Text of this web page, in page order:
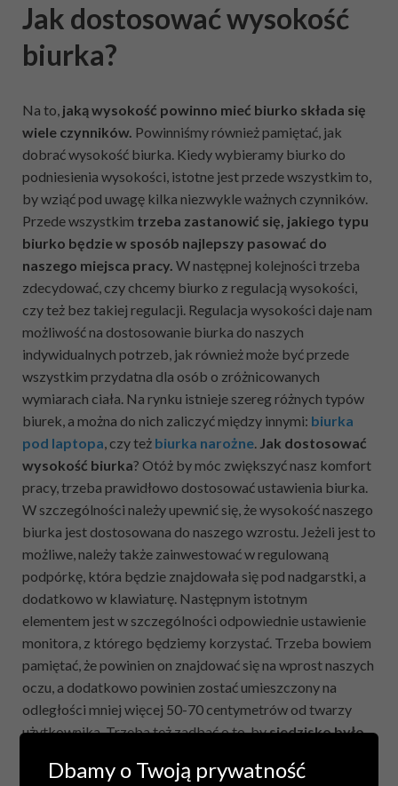
Jak dostosować wysokość
biurka?
Na to, jaką wysokość powinno mieć biurko składa się
wiele czynników. Powinniśmy również pamiętać, jak
dobrać wysokość biurka. Kiedy wybieramy biurko do
podniesienia wysokości, istotne jest przede wszystkim to,
by wziąć pod uwagę kilka niezwykle ważnych czynników.
Przede wszystkim trzeba zastanowić się, jakiego typu
biurko będzie w sposób najlepszy pasować do
naszego miejsca pracy. W następnej kolejności trzeba
zdecydować, czy chcemy biurko z regulacją wysokości,
czy też bez takiej regulacji. Regulacja wysokości daje nam
możliwość na dostosowanie biurka do naszych
indywidualnych potrzeb, jak również może być przede
wszystkim przydatna dla osób o zróżnicowanych
wymiarach ciała. Na rynku istnieje szereg różnych typów
biurek, a można do nich zaliczyć między innymi: biurka
pod laptopa, czy też biurka narożne. Jak dostosować
wysokość biurka? Otóż by móc zwiększyć nasz komfort
pracy, trzeba prawidłowo dostosować ustawienia biurka.
W szczególności należy upewnić się, że wysokość naszego
biurka jest dostosowana do naszego wzrostu. Jeżeli jest to
możliwe, należy także zainwestować w regulowaną
podpórkę, która będzie znajdowała się pod nadgarstki, a
dodatkowo w klawiaturę. Następnym istotnym
elementem jest w szczególności odpowiednie ustawienie
monitora, z którego będziemy korzystać. Trzeba bowiem
pamiętać, że powinien on znajdować się na wprost naszych
oczu, a dodatkowo powinien zostać umieszczony na
odległości mniej więcej 50-70 centymetrów od twarzy
użytkownika. Trzeba też zadbać o to, bysiedzisko było
wysokość i wygodne oparcie. Dzięki temu będziemy w
Dbamy o Twoją prywatność